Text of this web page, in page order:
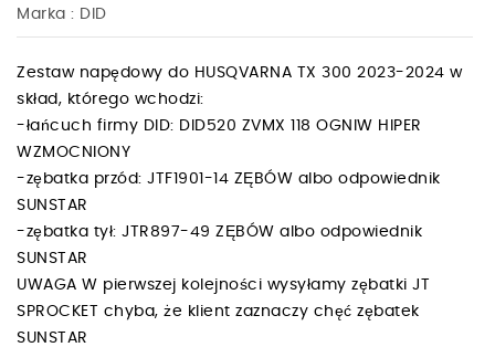
Marka : DID
Zestaw napędowy do HUSQVARNA TX 300 2023-2024 w
skład, którego wchodzi:
-łańcuch firmy DID: DID520 ZVMX 118 OGNIW HIPER
WZMOCNIONY
-zębatka przód: JTF1901-14 ZĘBÓW albo odpowiednik
SUNSTAR
-zębatka tył: JTR897-49 ZĘBÓW albo odpowiednik
SUNSTAR
UWAGA W pierwszej kolejności wysyłamy zębatki JT
SPROCKET chyba, że klient zaznaczy chęć zębatek
SUNSTAR